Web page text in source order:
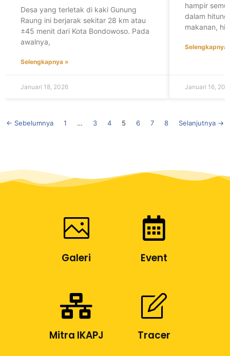
Desa yang terletak di kaki Gunung
Raung ini berjarak sekitar 28 km atau
±45 menit dari Kota Bondowoso. Pada
awalnya,
Selengkapnya »
Januari 18, 2026
hampir
dalam
makanan,
Selengkapnya
Januari 16,
← Sebelumnya 1 … 3 4 5 6 7 8 Selanjutnya →
Galeri Event
Mitra IKAPJ Tracer